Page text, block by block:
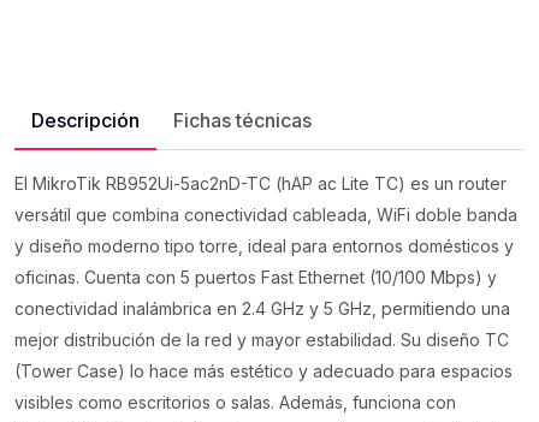
Descripción Fichas técnicas
El MikroTik RB952Ui-5ac2nD-TC (hAP ac Lite TC) es un router
versátil que combina conectividad cableada, WiFi doble banda
y diseño moderno tipo torre, ideal para entornos domésticos y
oficinas. Cuenta con 5 puertos Fast Ethernet (10/100 Mbps) y
conectividad inalámbrica en 2.4 GHz y 5 GHz, permitiendo una
mejor distribución de la red y mayor estabilidad. Su diseño TC
(Tower Case) lo hace más estético y adecuado para espacios
visibles como escritorios o salas. Además, funciona con